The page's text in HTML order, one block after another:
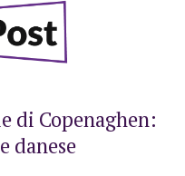
di Copenaghen:
danese